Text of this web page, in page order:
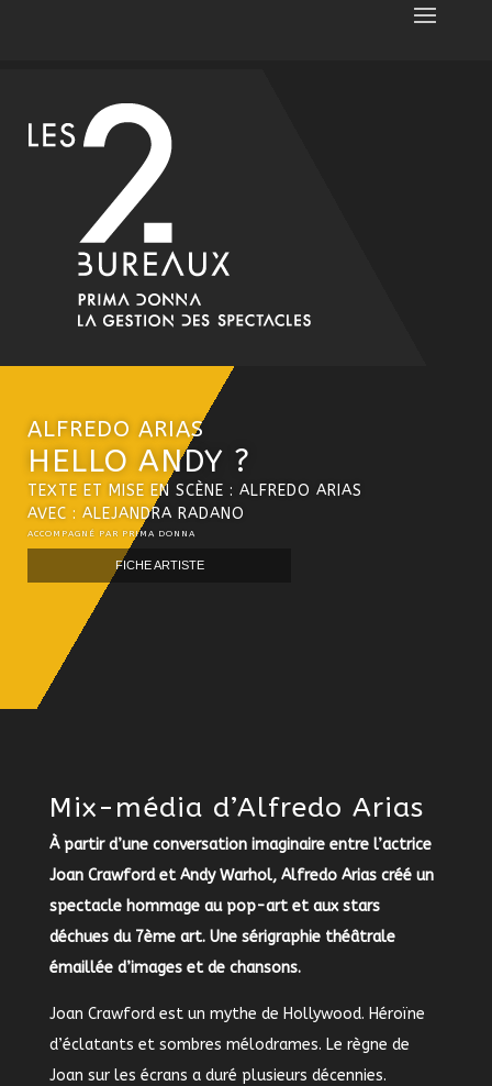
ALFREDO ARIAS
HELLO ANDY ?
TEXTE ET MISE EN SCÈNE : ALFREDO ARIAS
AVEC : ALEJANDRA RADANO
ACCOMPAGNÉ PAR PRIMA DONNA
FICHE ARTISTE
Mix-média d’Alfredo Arias
À partir d’une conversation imaginaire entre l’actrice
Joan Crawford et Andy Warhol, Alfredo Arias créé un
spectacle hommage au pop-art et aux stars
déchues du 7ème art. Une sérigraphie théâtrale
émaillée d’images et de chansons.
Joan Crawford est un mythe de Hollywood. Héroïne
d’éclatants et sombres mélodrames. Le règne de
Joan sur les écrans a duré plusieurs décennies.